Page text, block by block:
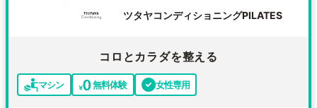
ツタヤコンディショニングPILATES
コロとカラダを整える
マシン 無料体験 女性専用